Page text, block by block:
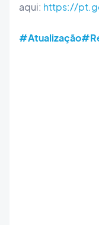
aqui: https://
#Atualização